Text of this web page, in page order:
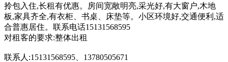
拎包入住,长租有优惠。房间宽敞明亮,采光好,有大窗户,木地
板,家具齐全,有衣柜、书桌、床垫等。小区环境好,交通便利,适
合普惠居住。联系电话15131568595
对租客的要求:整体出租
联系人:15131568595、13780505671